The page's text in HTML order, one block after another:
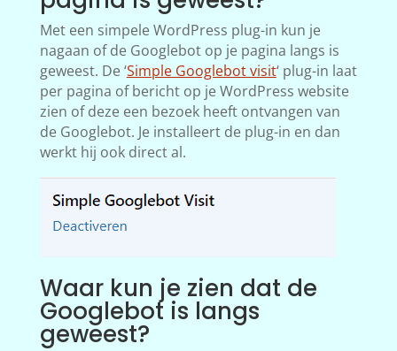
Met een simpele WordPress plug-in kun je
nagaan of de Googlebot op je pagina langs is
geweest. De ‘Simple Googlebot visit‘ plug-in laat
per pagina of bericht op je WordPress website
zien of deze een bezoek heeft ontvangen van
de Googlebot. Je installeert de plug-in en dan
werkt hij ook direct al.
Waar kun je zien dat de
Googlebot is langs
geweest?